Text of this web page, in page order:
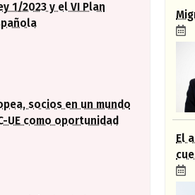
1/2023 y el VI Plan
socios en un mundo
UE como oportunidad
El